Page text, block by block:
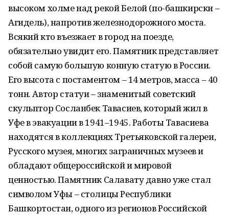
высоком холме над рекой Белой (по-башкирски –
Агидель), напротив железнодорожного моста.
Всякий кто въезжает в город на поезде,
обязательно увидит его. Памятник представляет
собой самую большую конную статую в России.
Его высота с постаментом – 14 метров, масса – 40
тонн. Автор статуи – знаменитый советский
скульптор Сосланбек Тавасиев, который жил в
Уфе в эвакуации в 1941–1945. Работы Тавасиева
находятся в коллекциях Третьяковской галереи,
Русского музея, многих заграничных музеев и
обладают общероссийской и мировой
ценностью. Памятник Салавату давно уже стал
символом Уфы – столицы Республики
Башкортостан, одного из регионов Российской